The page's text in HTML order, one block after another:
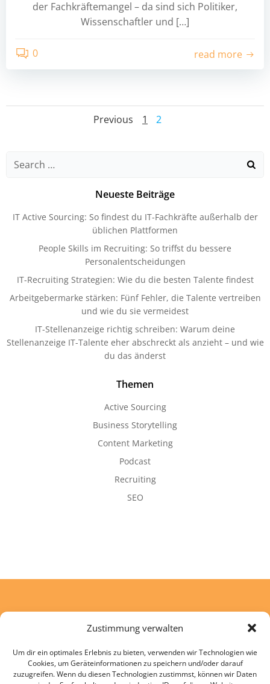
Zustimmung verwalten
Um dir ein optimales Erlebnis zu bieten, verwenden wir Technologien wie
Cookies, um Geräteinformationen zu speichern und/oder darauf
zuzugreifen. Wenn du diesen Technologien zustimmst, können wir Daten
der Fachkräftemangel – da sind sich Politiker,
Wissenschaftler und […]
0 read more
Posts
Previous
Posts
Page
1 Page
2
Search
Neueste Beiträge
IT Active Sourcing: So findest du IT-Fachkräfte außerhalb der
üblichen Plattformen
People Skills im Recruiting: So triffst du bessere
Personalentscheidungen
IT-Recruiting Strategien: Wie du die besten Talente findest
Arbeitgebermarke stärken: Fünf Fehler, die Talente vertreiben
und wie du sie vermeidest
IT-Stellenanzeige richtig schreiben: Warum deine
Stellenanzeige IT-Talente eher abschreckt als anzieht – und wie
du das änderst
Themen
Active Sourcing
Business Storytelling
Content Marketing
Podcast
Recruiting
SEO
Lärchenweg 6
88255 Baienfurt